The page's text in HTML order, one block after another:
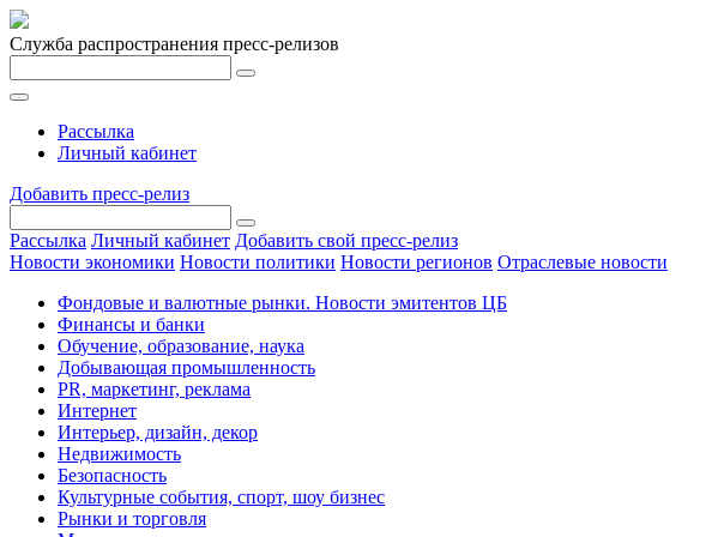
Служба распространения пресс-релизов
Рассылка
Личный кабинет
Добавить пресс-релиз
Рассылка Личный кабинет Добавить свой пресс-релиз
Новости экономики Новости политики Новости регионов Отраслевые новости
Фондовые и валютные рынки. Новости эмитентов ЦБ
Финансы и банки
Обучение, образование, наука
Добывающая промышленность
PR, маркетинг, реклама
Интернет
Интерьер, дизайн, декор
Недвижимость
Безопасность
Культурные события, спорт, шоу бизнес
Рынки и торговля